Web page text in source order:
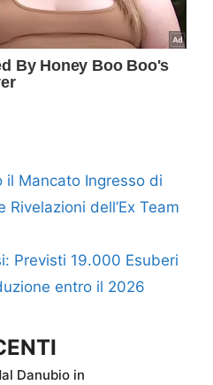
il Mancato Ingresso di
dell’Ex Team
Previsti 19.000 Esuberi
entro il 2026
Danubio in